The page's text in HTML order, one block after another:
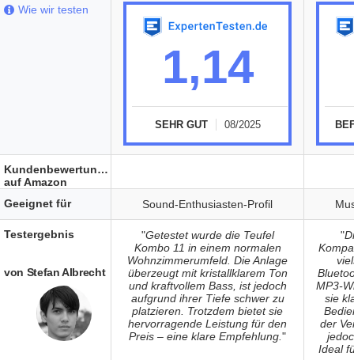
1,14
SEHR GUT 08/2025
Sound-Enthusiasten-Profil
"Getestet wurde die Teufel
Kombo 11 in einem normalen
Wohnzimmerumfeld. Die Anlage
überzeugt mit kristallklarem Ton
und kraftvollem Bass, ist jedoch
aufgrund ihrer Tiefe schwer zu
platzieren. Trotzdem bietet sie
hervorragende Leistung für den
Preis – eine klare Empfehlung."
"
MP3-
sie
der
Ideal
Wie wir testen
Kundenbewertungen
auf Amazon
Geeignet für
Testergebnis
von Stefan Albrecht